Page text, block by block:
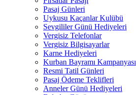
Pasaj Günleri
Uykusu Kaçanlar Kulübü
Sevgililer Günü Hediyeleri
Vergisiz Telefonlar
Vergisiz Bilgisayarlar
Karne Hediyeleri
Kurban Bayramı Kampanyası
Resmi Tatil Günleri
Pasaj Ödeme Teklifleri
Anneler Günü Hediyeleri